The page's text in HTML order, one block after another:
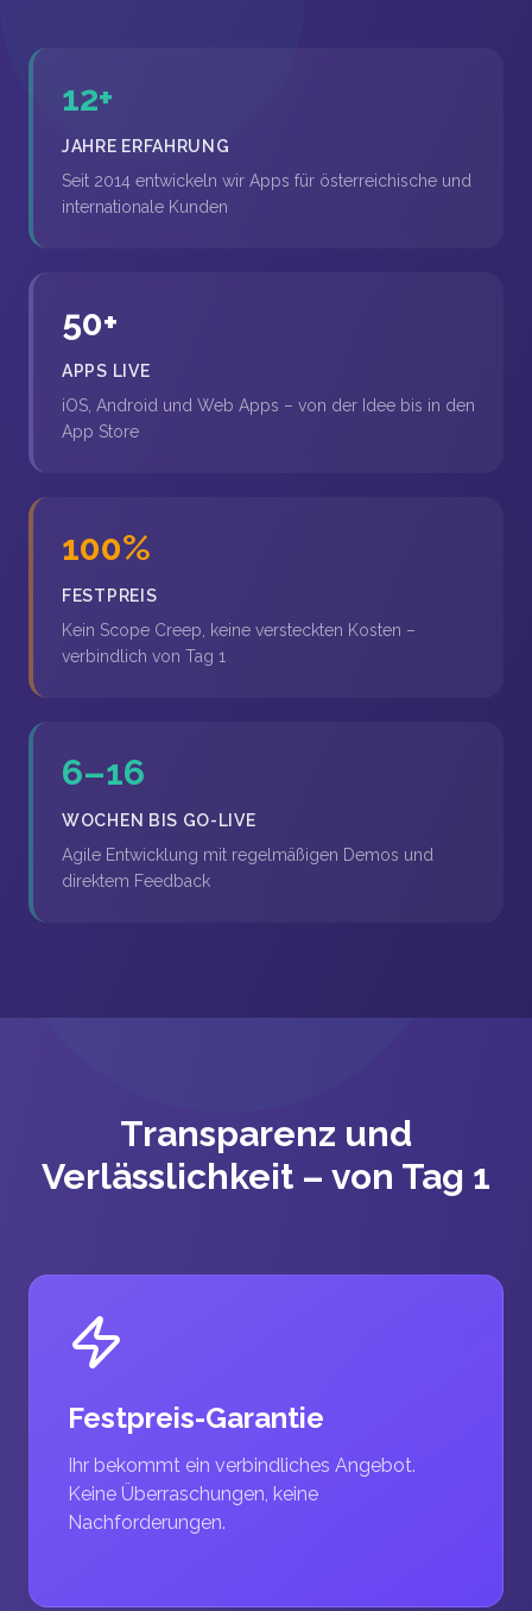
12+
JAHRE ERFAHRUNG
Seit 2014 entwickeln wir Apps für österreichische und
internationale Kunden
50+
APPS LIVE
iOS, Android und Web Apps – von der Idee bis in den
App Store
100%
FESTPREIS
Kein Scope Creep, keine versteckten Kosten –
verbindlich von Tag 1
6–16
WOCHEN BIS GO-LIVE
Agile Entwicklung mit regelmäßigen Demos und
direktem Feedback
Transparenz und
Verlässlichkeit – von Tag 1
Festpreis-Garantie
Ihr bekommt ein verbindliches Angebot.
Keine Überraschungen, keine
Nachforderungen.